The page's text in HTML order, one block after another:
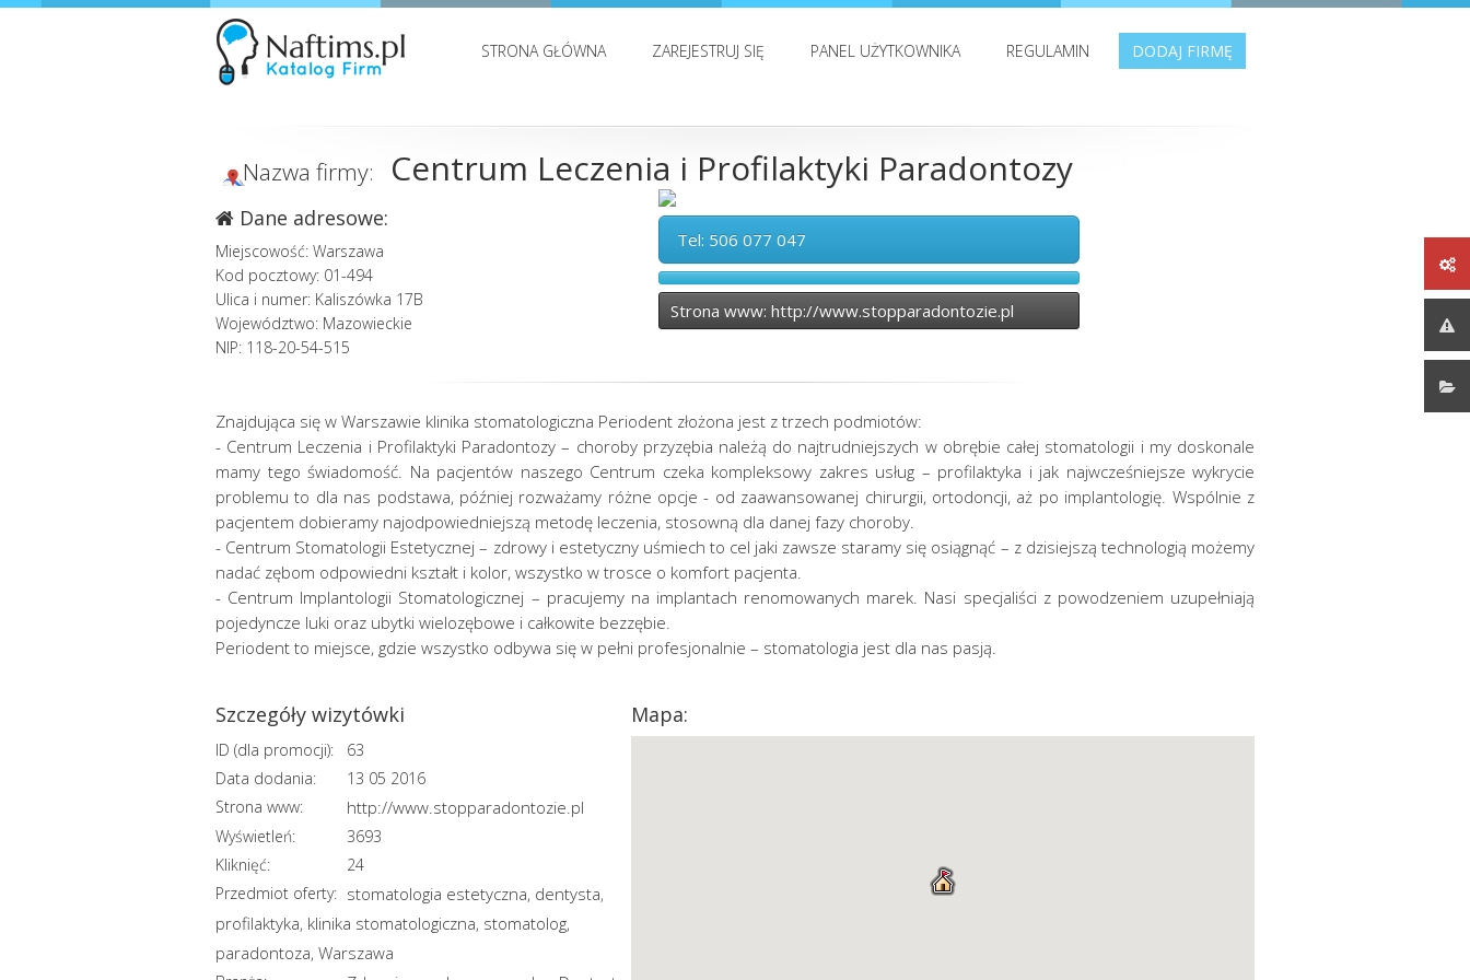
STRONA GŁÓWNA ZAREJESTRUJ SIĘ PANEL UŻYTKOWNIKA REGULAMIN DODAJ FIRMĘ
Nazwa firmy: Centrum Leczenia i Profilaktyki Paradontozy
Dane adresowe:
Miejscowość: Warszawa
Kod pocztowy: 01-494
Ulica i numer: Kaliszówka 17B
Województwo: Mazowieckie
NIP: 118-20-54-515
Tel: 506 077 047
Strona www: http://www.stopparadontozie.pl
Znajdująca się w Warszawie klinika stomatologiczna Periodent złożona jest z trzech podmiotów:
- Centrum Leczenia i Profilaktyki Paradontozy – choroby przyzębia należą do najtrudniejszych w obrębie całej stomatologii i my doskonale
mamy tego świadomość. Na pacjentów naszego Centrum czeka kompleksowy zakres usług – profilaktyka i jak najwcześniejsze wykrycie
problemu to dla nas podstawa, później rozważamy różne opcje - od zaawansowanej chirurgii, ortodoncji, aż po implantologię. Wspólnie z
pacjentem dobieramy najodpowiedniejszą metodę leczenia, stosowną dla danej fazy choroby.
- Centrum Stomatologii Estetycznej – zdrowy i estetyczny uśmiech to cel jaki zawsze staramy się osiągnąć – z dzisiejszą technologią możemy
nadać zębom odpowiedni kształt i kolor, wszystko w trosce o komfort pacjenta.
- Centrum Implantologii Stomatologicznej – pracujemy na implantach renomowanych marek. Nasi specjaliści z powodzeniem uzupełniają
pojedyncze luki oraz ubytki wielozębowe i całkowite bezzębie.
Periodent to miejsce, gdzie wszystko odbywa się w pełni profesjonalnie – stomatologia jest dla nas pasją.
Szczegóły wizytówki
ID (dla promocji):
63
Data dodania:
13 05 2016
Strona www:
http://www.stopparadontozie.pl
Wyświetleń:
3693
Kliknięć:
24
Przedmiot oferty: stomatologia estetyczna, dentysta,
profilaktyka, klinika stomatologiczna, stomatolog,
paradontoza, Warszawa
Mapa: